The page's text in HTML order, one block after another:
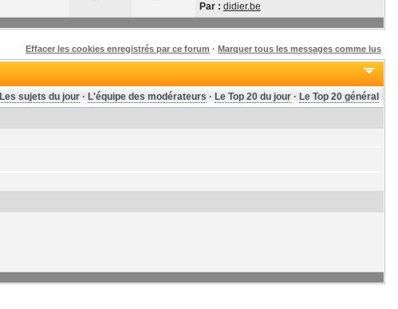
Par : didier.be
Effacer les cookies enregistrés par ce forum ·Marquer tous les messages comme lus
Les sujets du jour· L'équipe des modérateurs · Le Top 20 du jour· Le Top 20 général